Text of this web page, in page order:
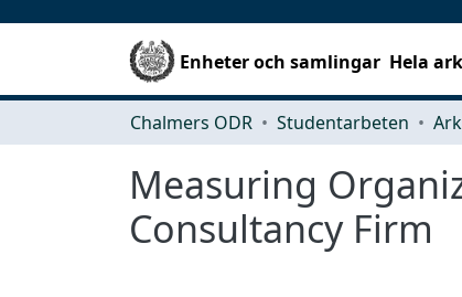
Enheter och samlingar Hela
Chalmers ODR Studentarbeten
Measuring
Consultancy Firm